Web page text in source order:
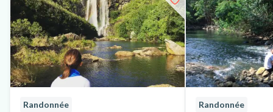
Randonnée Randonnée